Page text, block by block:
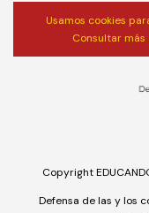
Usamos cookies
Consultar más
Copyright
Defensa de las y los